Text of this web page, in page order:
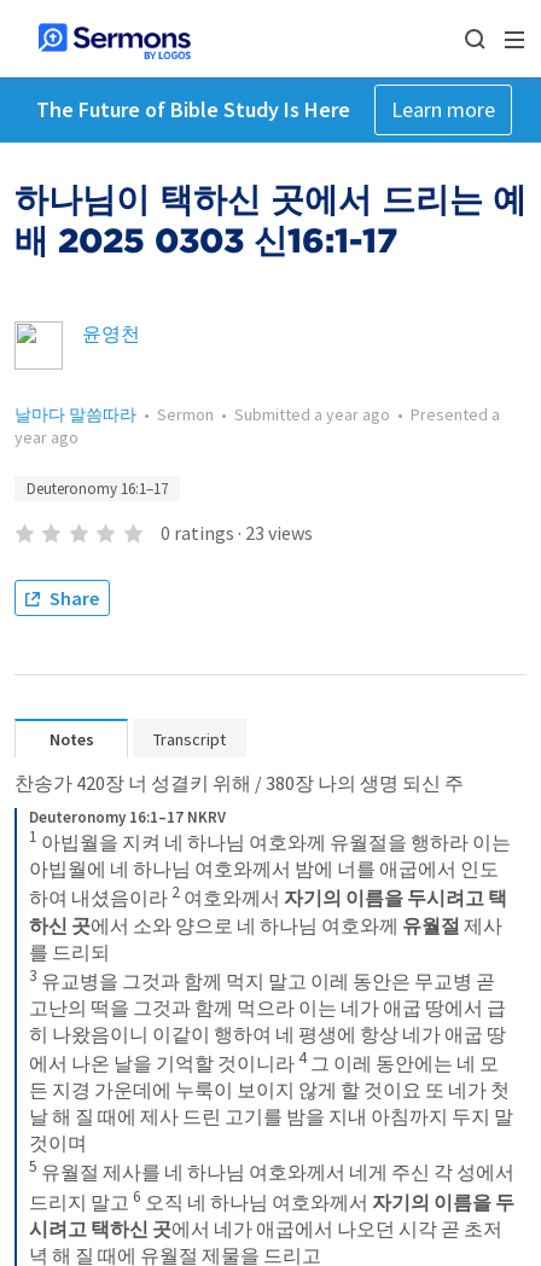
The Future of Bible Study Is Here Learn more
하나님이 택하신 곳에서 드리는 예
배 2025 0303 신16:1-17
윤영천
날마다 말씀따라 • Sermon • Submitted a year ago • Presented a
year ago
Deuteronomy 16:1–17
0 ratings · 23 views
Share
Notes Transcript
찬송가 420장 너 성결키 위해 / 380장 나의 생명 되신 주
Deuteronomy 16:1–17 NKRV
1 아빕월을 지켜 네 하나님 여호와께 유월절을 행하라 이는
아빕월에 네 하나님 여호와께서 밤에 너를 애굽에서 인도
하여 내셨음이라 2 여호와께서 자기의 이름을 두시려고 택
하신 곳에서 소와 양으로 네 하나님 여호와께 유월절 제사
3 유교병을 그것과 함께 먹지 말고 이레 동안은 무교병 곧
고난의 떡을 그것과 함께 먹으라 이는 네가 애굽 땅에서 급
히 나왔음이니 이같이 행하여 네 평생에 항상 네가 애굽 땅
에서 나온 날을 기억할 것이니라 4 그 이레 동안에는 네 모
든 지경 가운데에 누룩이 보이지 않게 할 것이요 또 네가 첫
날 해 질 때에 제사 드린 고기를 밤을 지내 아침까지 두지 말
5 유월절 제사를 네 하나님 여호와께서 네게 주신 각 성에서
드리지 말고 6 오직 네 하나님 여호와께서 자기의 이름을 두
시려고 택하신 곳에서 네가 애굽에서 나오던 시각 곧 초저